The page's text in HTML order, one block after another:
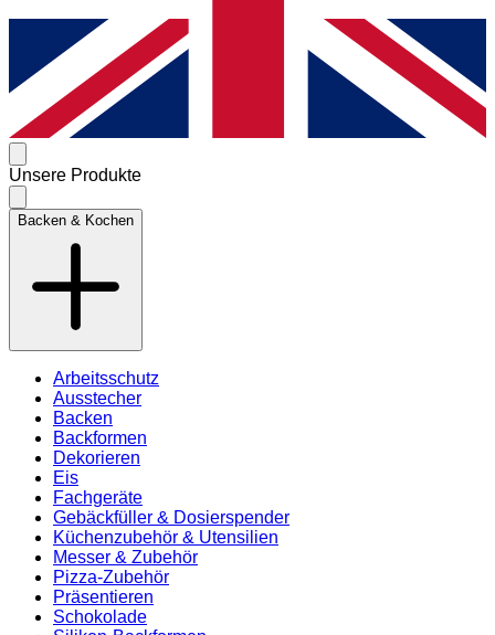
Unsere Produkte
Backen & Kochen
Arbeitsschutz
Ausstecher
Backen
Backformen
Dekorieren
Eis
Fachgeräte
Gebäckfüller & Dosierspender
Küchenzubehör & Utensilien
Messer & Zubehör
Pizza-Zubehör
Präsentieren
Schokolade